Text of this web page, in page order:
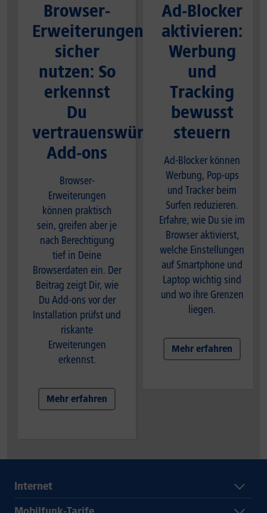
Browser-
Erweiterungen
sicher
nutzen: So
erkennst
Du
vertrauenswürdige
Add-ons
Browser-
Erweiterungen
können praktisch
sein, greifen aber je
nach Berechtigung
tief in Deine
Browserdaten ein. Der
Beitrag zeigt Dir, wie
Du Add-ons vor der
Installation prüfst und
riskante
Erweiterungen
erkennst.
Mehr erfahren
Ad-Blocker
aktivieren:
Werbung
und
Tracking
bewusst
steuern
Ad-Blocker können
Werbung, Pop-ups
und Tracker beim
Surfen reduzieren.
Erfahre, wie Du sie im
Browser aktivierst,
welche Einstellungen
auf Smartphone und
Laptop wichtig sind
und wo ihre Grenzen
liegen.
Mehr erfahren
Internet